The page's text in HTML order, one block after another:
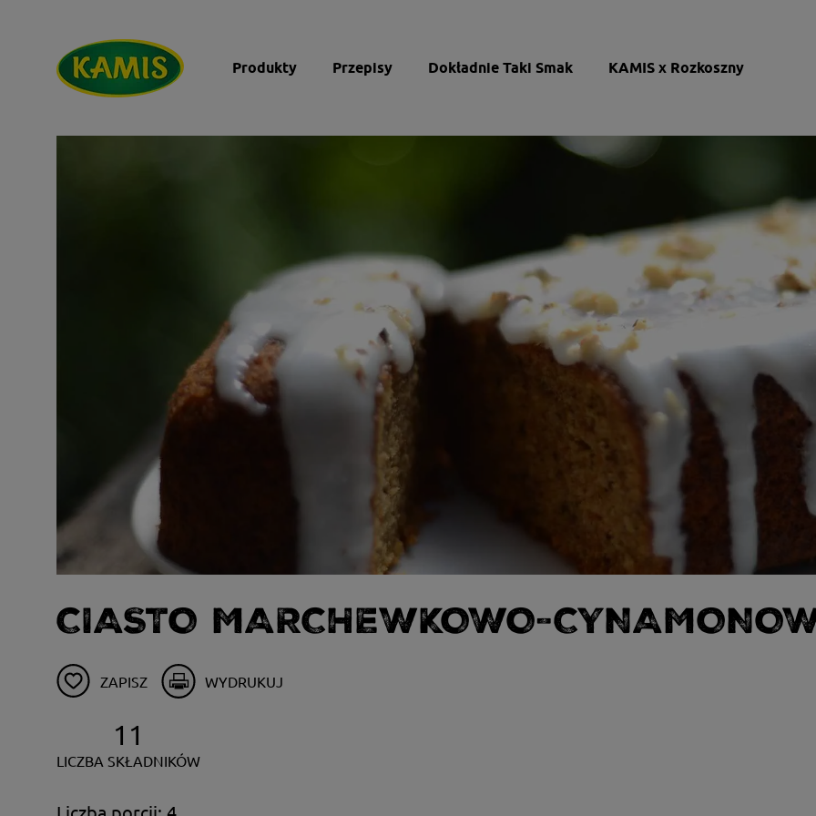
Produkty Przepisy Dokładnie Taki Smak KAMIS x Rozkoszny
CIASTO MARCHEWKOWO-
ZAPISZ WYDRUKUJ
11
LICZBA SKŁADNIKÓW